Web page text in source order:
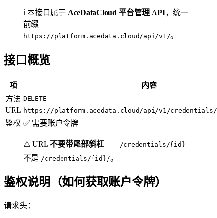
ℹ️ 本接口属于 AceDataCloud 平台管理 API，统一
前缀
https://platform.acedata.cloud/api/v1/。
接口概览
项
内容
方法 DELETE
URL https://platform.acedata.cloud/api/v1/
鉴权 ✅ 需要账户令牌
⚠️ URL 不要带尾部斜杠——/credentials/{id}
不是 /credentials/{id}/。
鉴权说明（如何获取账户令牌）
请求头：